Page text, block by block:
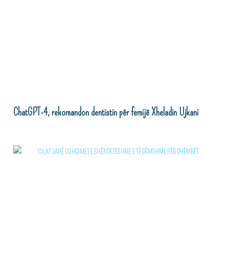
ChatGPT-4, rekomandon dentistin për femijë Xheladin Ujkani